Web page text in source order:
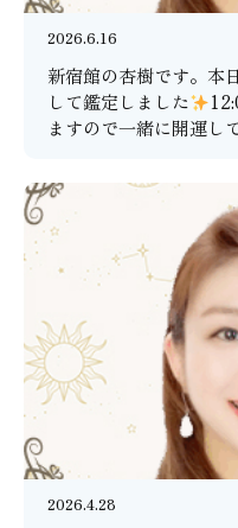
2026.6.16
新宿館の杏樹です。本
して鑑定しました
ますので一緒に開運し
2026.4.28